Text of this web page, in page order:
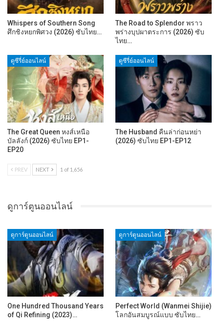
Whispers of Southern Song
ศึกชิงหยกพิศวง (2026) ซับไทย…
The Road to Splendor พราว
พร่างบุปผาตระการ (2026) ซับ
ไทย…
ดูซีรี่ย์ออนไลน์
The Great Queen หงส์เหนือ
บัลลังก์ (2026) ซับไทย EP1-
EP20
ดูซีรี่ย์ออนไลน์
The Husband คืนล่าก่อนหย่า
(2026) ซับไทย EP1-EP12
PREV NEXT 1 of 1,656
ดูการ์ตูนออนไลน์
ดูการ์ตูนออนไลน์
One Hundred Thousand Years
of Qi Refining (2023)…
ดูการ์ตูนออนไลน์
Perfect World (Wanmei Shijie)
โลกอันสมบูรณ์แบบ ซับไทย…